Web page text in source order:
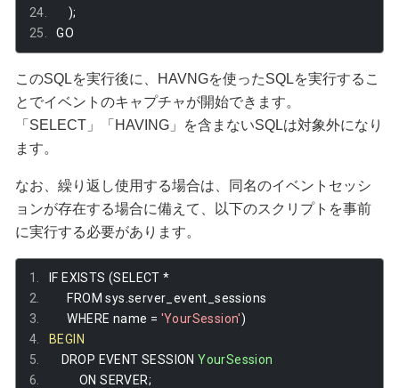
);
GO
このSQLを実行後に、HAVNGを使ったSQLを実行するこ
とでイベントのキャプチャが開始できます。
「SELECT」「HAVING」を含まないSQLは対象外になり
ます。
なお、繰り返し使用する場合は、同名のイベントセッシ
ョンが存在する場合に備えて、以下のスクリプトを事前
に実行する必要があります。
IF EXISTS (SELECT *
      FROM sys
.server_event_sessions
      WHERE name
= 'YourSession')
BEGIN
    DROP EVENT SESSION
YourSession
          ON SERVER
;